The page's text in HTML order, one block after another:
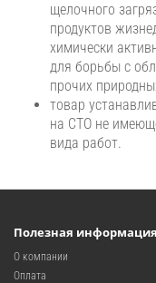
щелочного
продуктов
химически
для борьбы с
прочих
товар
на СТО не
вида работ.​​
Полезная информация
О компании
Оплата